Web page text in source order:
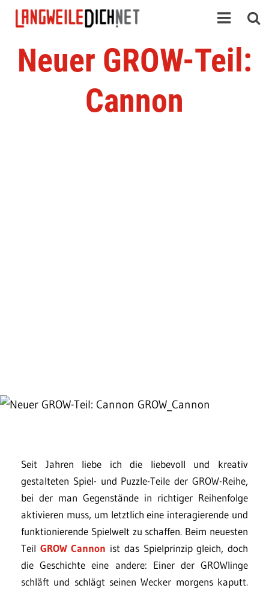
Neuer GROW-Teil:
Cannon
Seit Jahren liebe ich die liebevoll und kreativ
gestalteten Spiel- und Puzzle-Teile der GROW-Reihe,
bei der man Gegenstände in richtiger Reihenfolge
aktivieren muss, um letztlich eine interagierende und
funktionierende Spielwelt zu schaffen. Beim neuesten
Teil GROW Cannon ist das Spielprinzip gleich, doch
die Geschichte eine andere: Einer der GROWlinge
schläft und schlägt seinen Wecker morgens kaputt.